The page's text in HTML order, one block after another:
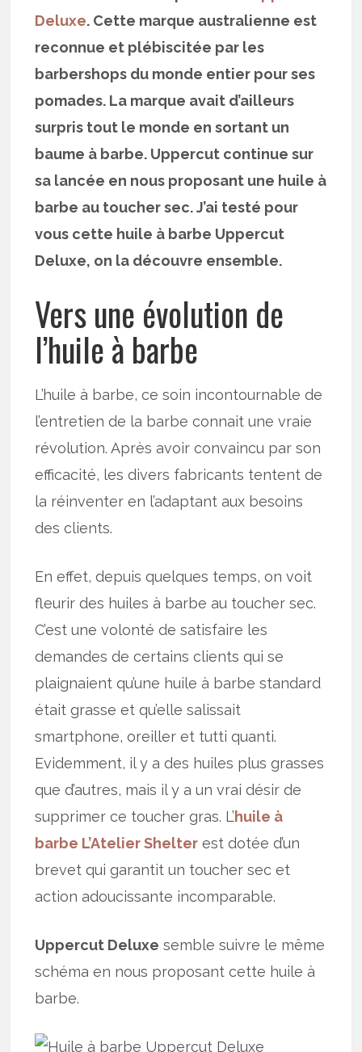
Deluxe. Cette marque australienne est
reconnue et plébiscitée par les
barbershops du monde entier pour ses
pomades. La marque avait d’ailleurs
surpris tout le monde en sortant un
baume à barbe. Uppercut continue sur
sa lancée en nous proposant une huile à
barbe au toucher sec. J’ai testé pour
vous cette huile à barbe Uppercut
Deluxe, on la découvre ensemble.
Vers une évolution de
l’huile à barbe
L’huile à barbe, ce soin incontournable de
l’entretien de la barbe connait une vraie
révolution. Après avoir convaincu par son
efficacité, les divers fabricants tentent de
la réinventer en l’adaptant aux besoins
des clients.
En effet, depuis quelques temps, on voit
fleurir des huiles à barbe au toucher sec.
C’est une volonté de satisfaire les
demandes de certains clients qui se
plaignaient qu’une huile à barbe standard
était grasse et qu’elle salissait
smartphone, oreiller et tutti quanti.
Evidemment, il y a des huiles plus grasses
que d’autres, mais il y a un vrai désir de
supprimer ce toucher gras. L’huile à
barbe L’Atelier Shelter est dotée d’un
brevet qui garantit un toucher sec et
action adoucissante incomparable.
Uppercut Deluxe semble suivre le même
schéma en nous proposant cette huile à
barbe.